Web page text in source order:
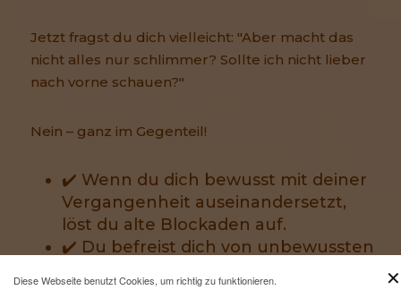
Jetzt fragst du dich vielleicht: "Aber macht das
nicht alles nur schlimmer? Sollte ich nicht lieber
nach vorne schauen?"
Nein – ganz im Gegenteil!
✔️ Wenn du dich bewusst mit deiner
Vergangenheit auseinandersetzt,
löst du alte Blockaden auf.
✔️ Du befreist dich von unbewussten
✕
Diese Webseite benutzt Cookies, um richtig zu funktionieren.